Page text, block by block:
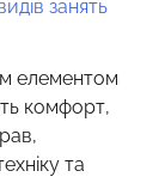
занять
елементом
комфорт,
та